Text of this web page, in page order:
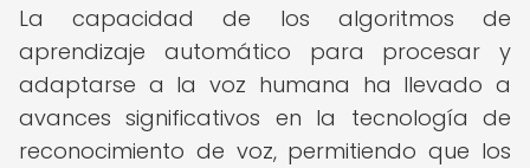
La capacidad de los algoritmos de
aprendizaje automático para procesar y
adaptarse a la voz humana ha llevado a
avances significativos en la tecnología de
reconocimiento de voz, permitiendo que los